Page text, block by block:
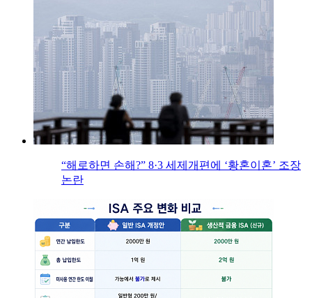
“해로하면 손해?” 8·3 세제개편에 ‘황혼이혼’ 조장
논란